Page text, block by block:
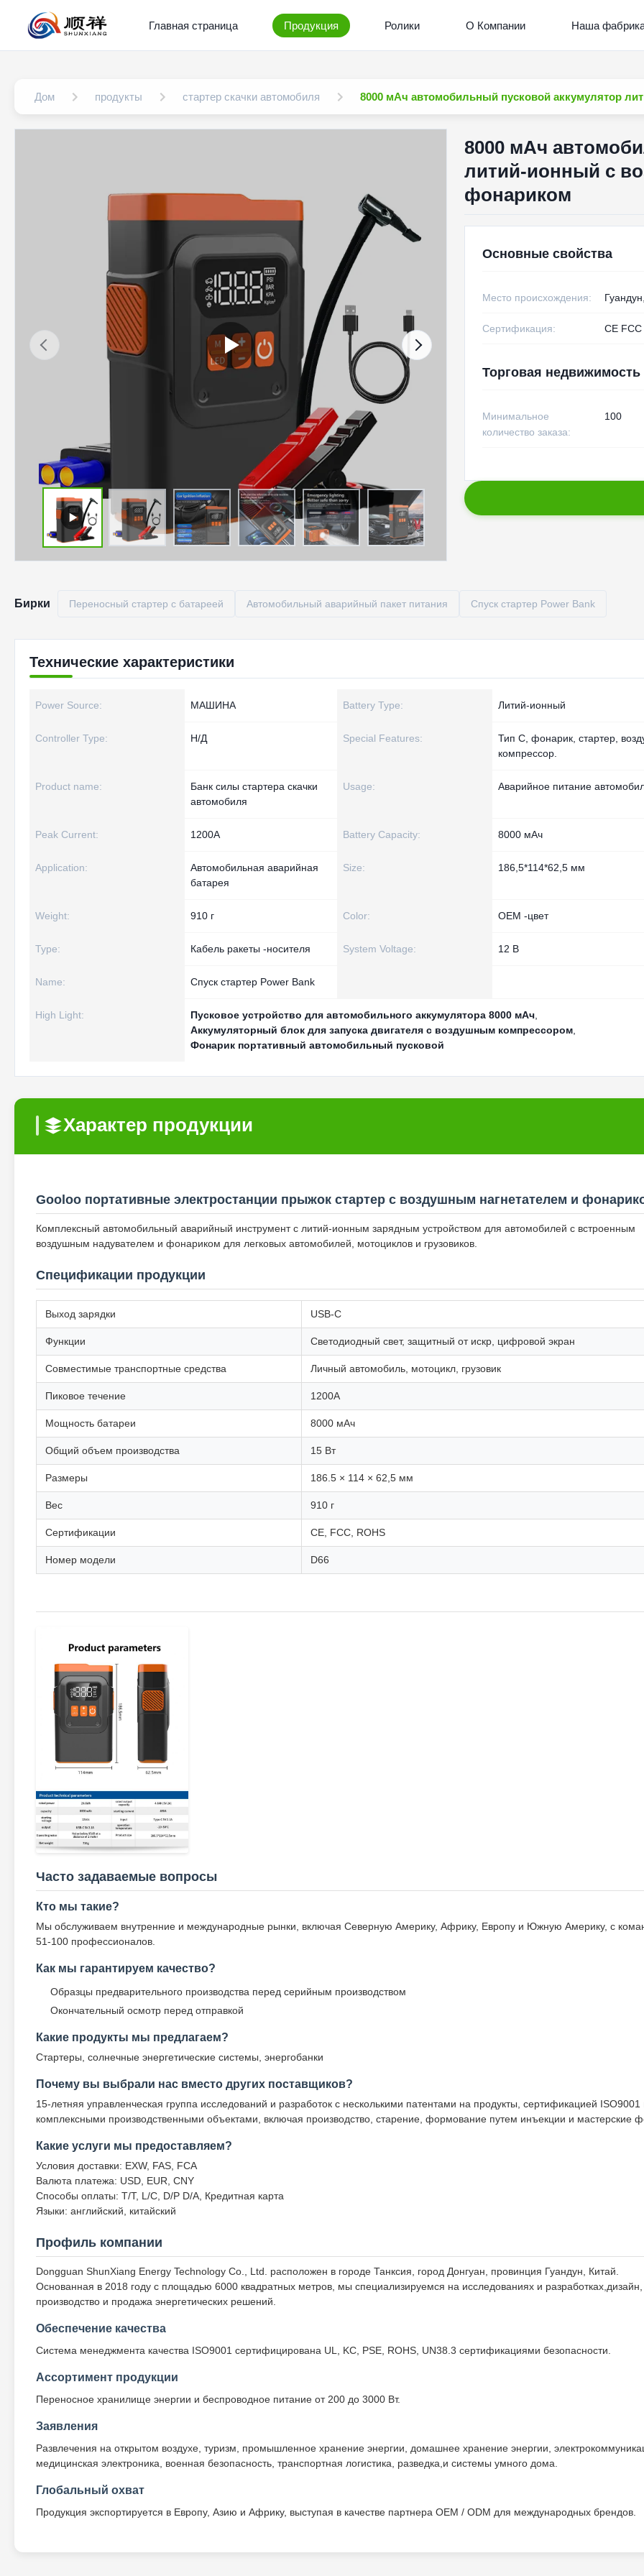
Главная страница Продукция Ролики О Компании Наша
Дом продукты стартер скачки автомобиля 8000 мАч автомобильный пусковой аккумулятор
8000 мАч
литий-ионный с
фонариком
Основные свойства
Место происхождения:
Сертификация: CE
Торговая недвижимость
Минимальное
количество заказа:
100
Бирки Переносный стартер с батареей Автомобильный аварийный пакет питания Спуск стартер Power Bank
Технические характеристики
Power Source: МАШИНА Battery Type: Литий-ионный
Controller Type: Н/Д Special Features:
Тип C, фонарик, стартер,
компрессор.
Product name:
Банк силы стартера скачки
автомобиля
Usage: Аварийное питание
Peak Current: 1200А Battery Capacity: 8000 мАч
Application:
Автомобильная аварийная
батарея
Size: 186,5*114*62,5 мм
Weight: 910 г Color: OEM -цвет
Type: Кабель ракеты -носителя System Voltage: 12 В
Name: Спуск стартер Power Bank
High Light: Пусковое устройство для автомобильного аккумулятора 8000 мАч
Аккумуляторный блок для запуска двигателя с воздушным компрессором
Фонарик портативный автомобильный пусковой
Характер продукции
Gooloo портативные электростанции прыжок стартер с воздушным нагнетателем и
Комплексный автомобильный аварийный инструмент с литий-ионным зарядным устройством для автомобилей с встроенным
воздушным надувателем и фонариком для легковых автомобилей, мотоциклов и грузовиков.
Спецификации продукции
Выход зарядки USB-C
Функции Светодиодный свет, защитный от искр, цифровой экран
Совместимые транспортные средства Личный автомобиль, мотоцикл, грузовик
Пиковое течение 1200А
Мощность батареи 8000 мАч
Общий объем производства 15 Вт
Размеры 186.5 × 114 × 62,5 мм
Вес 910 г
Сертификации CE, FCC, ROHS
Номер модели D66
Часто задаваемые вопросы
Кто мы такие?
Мы обслуживаем внутренние и международные рынки, включая Северную Америку, Африку, Европу и Южную Америку, с
51-100 профессионалов.
Как мы гарантируем качество?
Образцы предварительного производства перед серийным производством
Окончательный осмотр перед отправкой
Какие продукты мы предлагаем?
Стартеры, солнечные энергетические системы, энергобанки
Почему вы выбрали нас вместо других поставщиков?
15-летняя управленческая группа исследований и разработок с несколькими патентами на продукты, сертификацией ISO9001
комплексными производственными объектами, включая производство, старение, формование путем инъекции и мастерские
Какие услуги мы предоставляем?
Условия доставки: EXW, FAS, FCA
Валюта платежа: USD, EUR, CNY
Способы оплаты: T/T, L/C, D/P D/A, Кредитная карта
Языки: английский, китайский
Профиль компании
Dongguan ShunXiang Energy Technology Co., Ltd. расположен в городе Танксия, город Донгуан, провинция Гуандун, Китай.
Основанная в 2018 году с площадью 6000 квадратных метров, мы специализируемся на исследованиях и разработках,дизайн,
производство и продажа энергетических решений.
Обеспечение качества
Система менеджмента качества ISO9001 сертифицирована UL, KC, PSE, ROHS, UN38.3 сертификациями безопасности.
Ассортимент продукции
Переносное хранилище энергии и беспроводное питание от 200 до 3000 Вт.
Заявления
Развлечения на открытом воздухе, туризм, промышленное хранение энергии, домашнее хранение энергии,
медицинская электроника, военная безопасность, транспортная логистика, разведка,и системы умного дома.
Глобальный охват
Продукция экспортируется в Европу, Азию и Африку, выступая в качестве партнера OEM / ODM для международных брендов.